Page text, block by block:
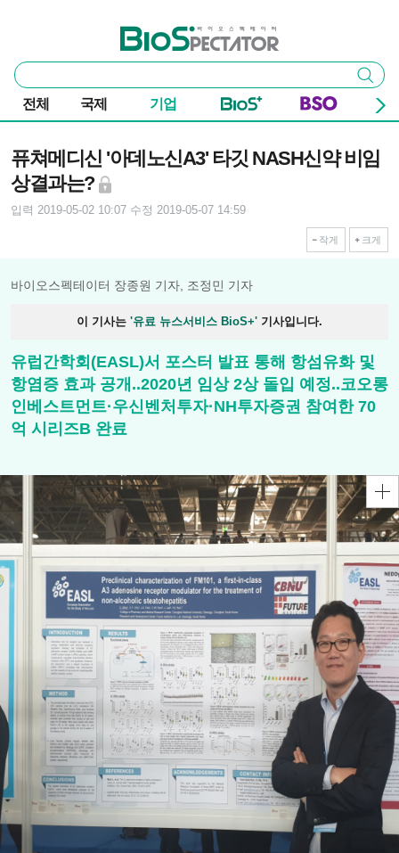
바이오스펙테이터
통
합
검
색
검색
전체 국제 기업
퓨쳐메디신 '아데노신A3' 타깃 NASH신약 비임
상결과는?
입력 2019-05-02 10:07 수정 2019-05-07 14:59
작게 크게
바이오스펙테이터 장종원 기자, 조정민 기자
이 기사는 '유료 뉴스서비스 BioS+' 기사입니다.
유럽간학회(EASL)서 포스터 발표 통해 항섬유화 및
항염증 효과 공개..2020년 임상 2상 돌입 예정..코오롱
인베스트먼트·우신벤처투자·NH투자증권 참여한 70
억 시리즈B 완료